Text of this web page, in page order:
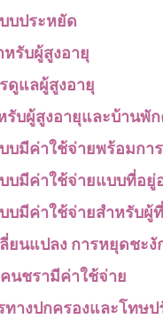
บประหยัด
รับผู้สูงอายุ
ดูแลผู้สูงอายุ
บผู้สูงอายุและบ้านพั
บมีค่าใช้จ่ายพร้อมกา
บมีค่าใช้จ่ายแบบที่อยู่
บมีค่าใช้จ่ายสำหรับผู้
ยนแปลง การหยุดชะ
นชรามีค่าใช้จ่าย
ทางปกครองและโท